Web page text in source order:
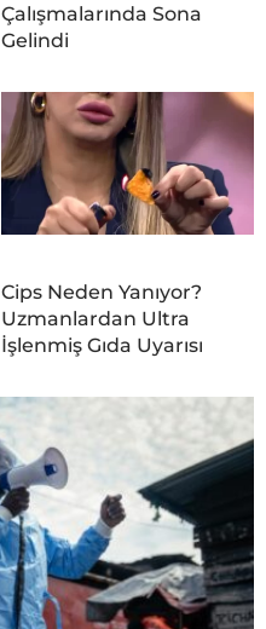
Çalışmalarında Sona
Gelindi
Cips Neden Yanıyor?
Uzmanlardan Ultra
İşlenmiş Gıda Uyarısı